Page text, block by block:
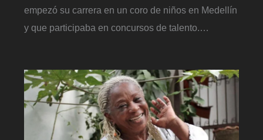
empezó su carrera en un coro de niños en Medellín
y que participaba en concursos de talento.…